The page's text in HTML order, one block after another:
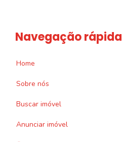
Navegação rápida
Home
Sobre nós
Buscar imóvel
Anunciar imóvel